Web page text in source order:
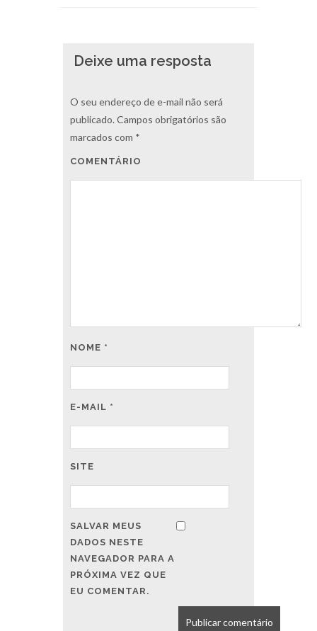
Deixe uma resposta
O seu endereço de e-mail não será
publicado. Campos obrigatórios são
marcados com *
COMENTÁRIO
NOME *
E-MAIL *
SITE
SALVAR MEUS
DADOS NESTE
NAVEGADOR PARA A
PRÓXIMA VEZ QUE
EU COMENTAR.